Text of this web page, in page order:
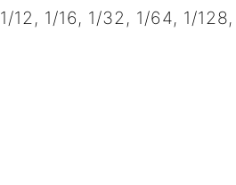
1/12, 1/16, 1/32, 1/64, 1/